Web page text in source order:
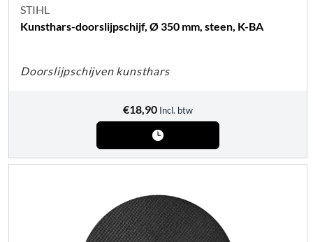
STIHL
Kunsthars-doorslijpschijf, Ø 350 mm, steen, K-BA
Doorslijpschijven kunsthars
€18,90 Incl. btw